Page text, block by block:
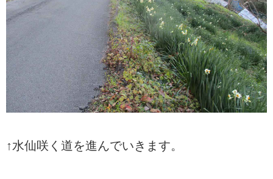
↑水仙咲く道を進んでいきます。